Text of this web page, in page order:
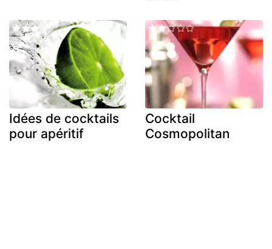
Idées de cocktails
pour apéritif
Cocktail
Cosmopolitan